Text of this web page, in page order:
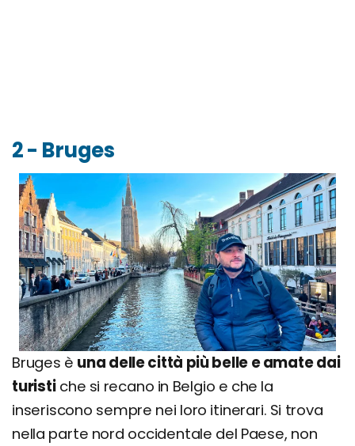
2 - Bruges
Bruges è una delle città più belle e amate dai
turistiche si recano in Belgio e che la
inseriscono sempre nei loro itinerari. Si trova
nella parte nord occidentale del Paese, non